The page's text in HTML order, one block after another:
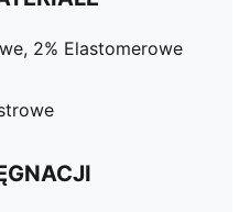
2% Elastomerowe